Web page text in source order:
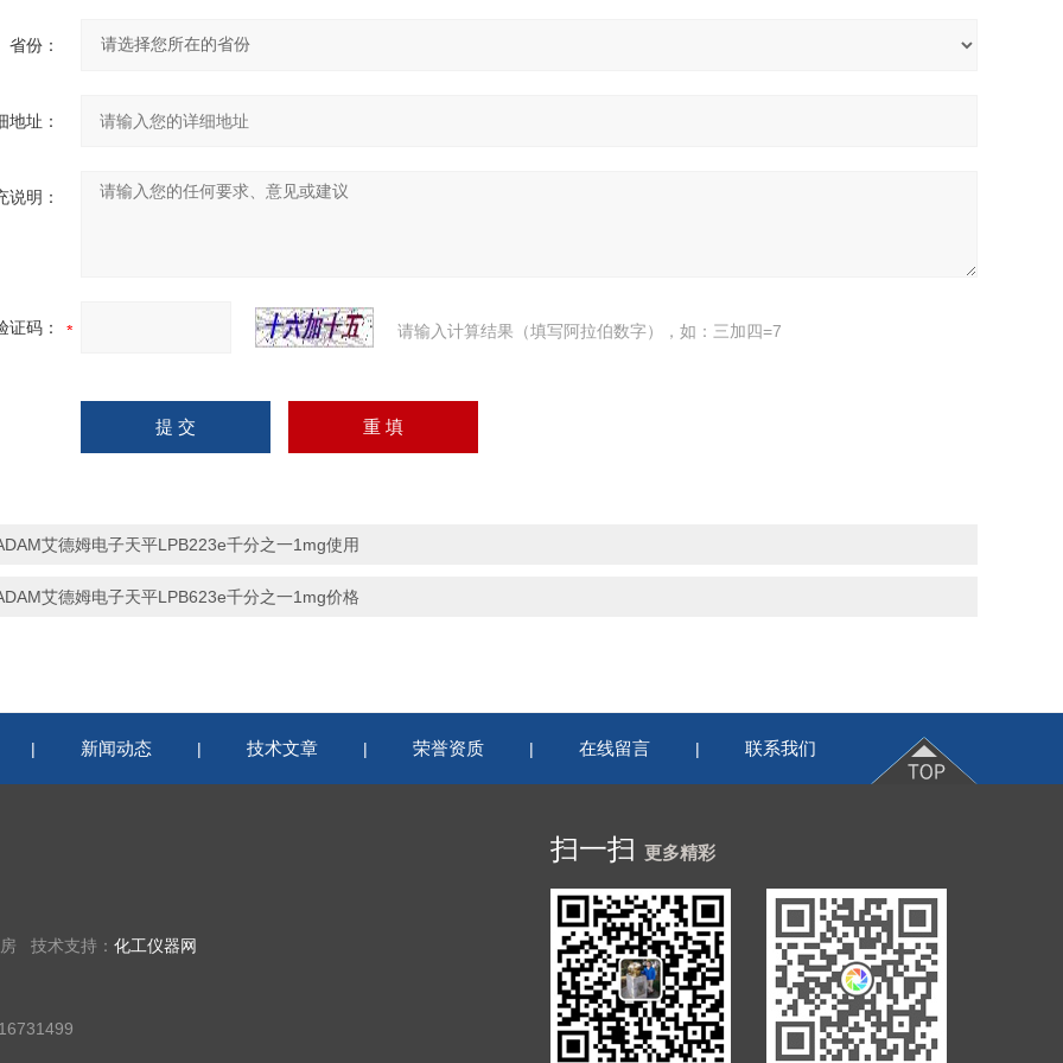
省份：
地址：
说明：
证码： 请输入计算结果（填写阿拉伯数字），如：三加四=7
艾德姆电子天平LPB223e千分之一1mg使用
艾德姆电子天平LPB623e千分之一1mg价格
| 新闻动态 | 技术文章 | 荣誉资质 | 在线留言 | 联系我们
技术支持： 化工仪器网
扫一扫 更多精彩